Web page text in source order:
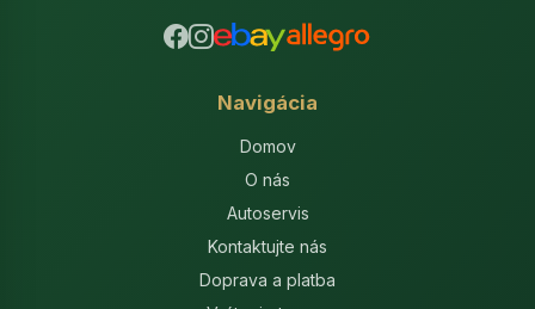
Navigácia
Domov
O nás
Autoservis
Kontaktujte nás
Doprava a platba